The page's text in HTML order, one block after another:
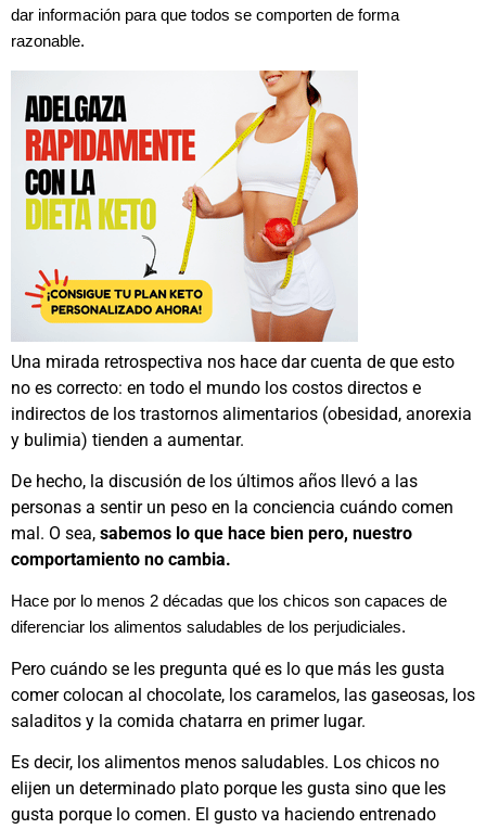
dar información para que todos se comporten de forma
razonable.
Una mirada retrospectiva nos hace dar cuenta de que esto
no es correcto: en todo el mundo los costos directos e
indirectos de los trastornos alimentarios (obesidad, anorexia
y bulimia) tienden a aumentar.
De hecho, la discusión de los últimos años llevó a las
personas a sentir un peso en la conciencia cuándo comen
mal. O sea, sabemos lo que hace bien pero, nuestro
comportamiento no cambia.
Hace por lo menos 2 décadas que los chicos son capaces de
diferenciar los alimentos saludables de los perjudiciales.
Pero cuándo se les pregunta qué es lo que más les gusta
comer colocan al chocolate, los caramelos, las gaseosas, los
saladitos y la comida chatarra en primer lugar.
Es decir, los alimentos menos saludables. Los chicos no
elijen un determinado plato porque les gusta sino que les
gusta porque lo comen. El gusto va haciendo entrenado